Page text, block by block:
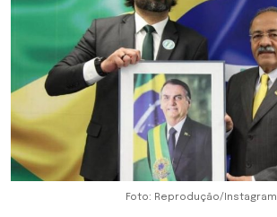
Foto: Reprodução/Instagram